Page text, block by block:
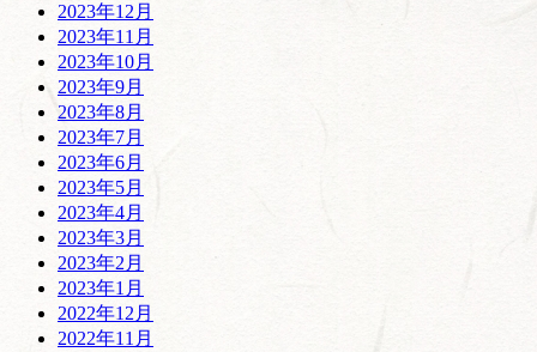
2023年12月
2023年11月
2023年10月
2023年9月
2023年8月
2023年7月
2023年6月
2023年5月
2023年4月
2023年3月
2023年2月
2023年1月
2022年12月
2022年11月